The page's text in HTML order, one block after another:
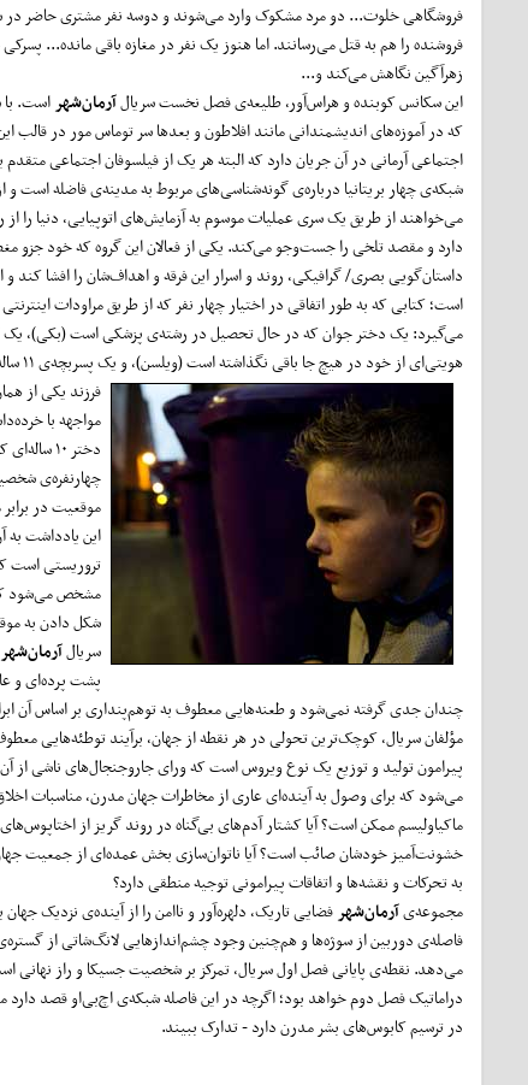
فروشگاهی خلوت... دو مرد مشکوک وارد می‌شوند و دوسه نفر مشتری حاضر
فروشنده را هم به قتل می‌رسانند. اما هنوز یک نفر در مغازه باقی مانده...
زهرآگین نگاهش می‌کند و...
این سکانس کوبنده و هراس‌آور، طلیعه‌ی فصل نخست سریالآرمان‌شهر است. با
که در آموزه‌های اندیشمندانی مانند افلاطون و بعد‌ها سر توماس مور در
اجتماعی آرمانی در آن جریان دارد که البته هر یک از فیلسوفان اجتماعی
شبکه‌ی چهار بریتانیا درباره‌ی گونه‌شناسی‌های مربوط به مدینه‌ی فاضله است
می‌خواهند از طریق یک سری عملیات موسوم به آزمایش‌های اتوپیایی، دنیا را از
دارد و مقصد تلخی را جست‌و‌جو می‌کند. یکی از فعالان این گروه که خود
داستان‌گویی بصری/ گرافیکی، روند و اسرار این فرقه و اهداف‌شان را افشا
است؛ کتابی که به طور اتفاقی در اختیار چهار نفر که از طریق مراودات
می‌گیرد: یک دختر جوان که در حال تحصیل در رشته‌ی پزشکی است (بکی)، یک
فرزند یکی از‌‌
مواجهه با
دختر ۱۰
چهارنفره‌ی
موقعیت در
این یادداشت به
تروریستی است
مشخص می‌شود که
شکل دادن به
سریالآرمان‌شهر
پشت پرده‌ای و
چندان جدی گرفته نمی‌شود و طعنه‌هایی معطوف به توهم‌پنداری بر اساس آن
مؤلفان سریال، کوچک‌ترین تحولی در هر نقطه از جهان، برآیند توطئه‌هایی
پیرامون تولید و توزیع یک نوع ویروس است که ورای جاروجنجال‌های ناشی از
می‌شود که برای وصول به آینده‌ای عاری از مخاطرات جهان مدرن، مناسبات
ماکیاولیسم ممکن است؟ آیا کشتار آدم‌های بی‌گناه در روند گریز از
خشونت‌آمیز خودشان صائب است؟ آیا ناتوان‌سازی بخش عمده‌ای از جمعیت جهان
به تحرکات و نقشه‌ها و اتفاقات پیرامونی توجیه منطقی دارد؟
مجموعه‌یآرمان‌شهر فضایی تاریک، دلهره‌آور و ناامن را از آینده‌ی نزدیک
فاصله‌ی دوربین از سوژه‌ها و هم‌چنین وجود چشم‌اندازهایی لانگ‌شاتی از
می‌دهد. نقطه‌ی پایانی فصل اول سریال، تمرکز بر شخصیت جسیکا و راز نهانی
دراماتیک فصل دوم خواهد بود؛ اگرچه در این فاصله شبکه‌ی اچ‌بی‌او قصد دارد
در ترسیم کابوس‌های بشر مدرن دارد - تدارک ببیند.